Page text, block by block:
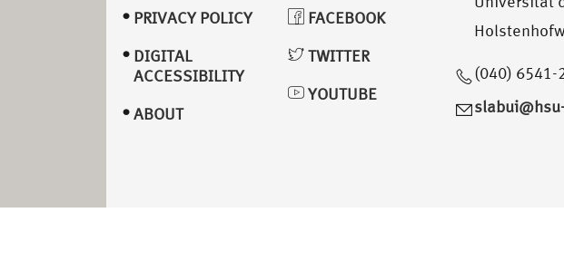
PRIVACY POLICY
DIGITAL
ACCESSIBILITY
ABOUT
FACEBOOK
TWITTER
YOUTUBE
(040) 6541-